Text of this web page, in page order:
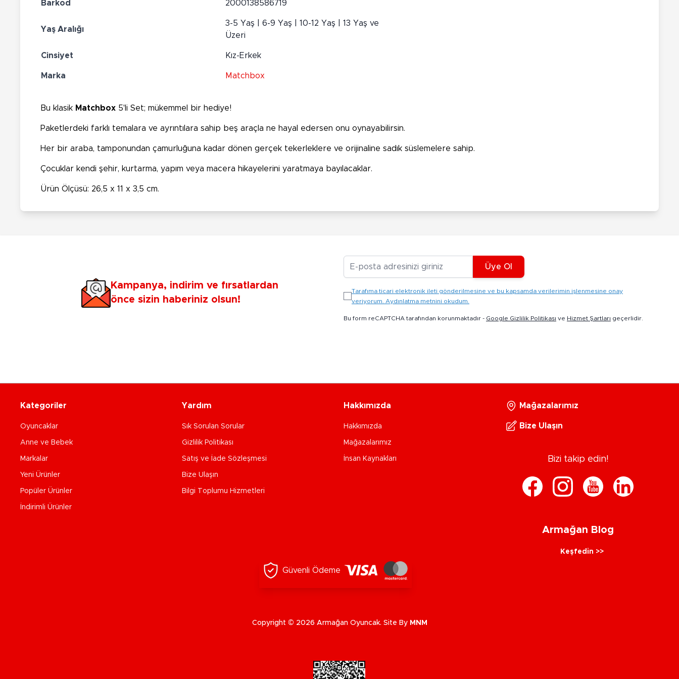
Barkod 2000138586719
Yaş Aralığı
3-5 Yaş | 6-9 Yaş | 10-12 Yaş | 13 Yaş ve
Üzeri
Cinsiyet Kız-Erkek
Marka Matchbox
Bu klasik Matchbox 5'li Set; mükemmel bir hediye!
Paketlerdeki farklı temalara ve ayrıntılara sahip beş araçla ne hayal edersen onu oynayabilirsin.
Her bir araba, tamponundan çamurluğuna kadar dönen gerçek tekerleklere ve orijinaline sadık süslemelere sahip.
Çocuklar kendi şehir, kurtarma, yapım veya macera hikayelerini yaratmaya bayılacaklar.
Ürün Ölçüsü: 26,5 x 11 x 3,5 cm.
Kampanya, indirim ve fırsatlardan
önce sizin haberiniz olsun!
Üye Ol
Tarafıma ticari elektronik ileti gönderilmesine ve bu kapsamda verilerimin işlenmesine onay
veriyorum. Aydınlatma metnini okudum.
Bu form reCAPTCHA tarafından korunmaktadır - Google Gizlilik Politikası ve Hizmet Şartları geçerlidir.
Kategoriler
Oyuncaklar
Anne ve Bebek
Markalar
Yeni Ürünler
Popüler Ürünler
İndirimli Ürünler
Yardım
Sık Sorulan Sorular
Gizlilik Politikası
Satış ve İade Sözleşmesi
Bize Ulaşın
Bilgi Toplumu Hizmetleri
Hakkımızda
Hakkımızda
Mağazalarımız
İnsan Kaynakları
Mağazalarımız
Bize Ulaşın
Bizi takip edin!
Armağan Blog
Keşfedin >>
Güvenli Ödeme
Copyright © 2026 Armağan Oyuncak. Site By MNM